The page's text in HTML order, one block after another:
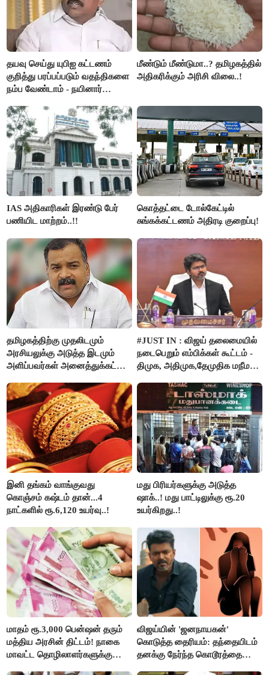
தயவு செய்து யுபிஐ கட்டணம்
குறித்து பரப்பப்படும் வதந்திகளை
நம்ப வேண்டாம் - நயினார்
மீண்டும் மீண்டுமா..? தமிழகத்தில்
அதிகரிக்கும் அரிசி விலை..!
IAS அதிகாரிகள் இரண்டு பேர்
பணியிட மாற்றம்..!!
கொத்தட்டை டோல்கேட்டில்
சுங்கக்கட்டணம் அதிரடி குறைப்பு!
தமிழகத்திற்கு முதலிடமும்
அரசியலுக்கு அடுத்த இடமும்
அளிப்பவர்கள் அனைத்துக்கட்சி
பங்கேற்பார்கள் - மாணிக்கம்
தாகூர்..!!
#JUST IN : விஜய் தலைமையில்
நடைபெறும் எம்பிக்கள் கூட்டம் -
திமுக, அதிமுக,தேமுதிக மநீம
இனி தங்கம் வாங்குவது
கொஞ்சம் கஷ்டம் தான்...4
நாட்களில் ரூ.6,120 உயர்வு..!
மது பிரியர்களுக்கு அடுத்த
ஷாக்..! மது பாட்டிலுக்கு ரூ.20
உயர்கிறது..!
மாதம் ரூ.3,000 பென்ஷன் தரும்
மத்திய அரசின் திட்டம்! நாகை
மாவட்ட தொழிலாளர்களுக்கு
விஜய்யின் 'ஜனநாயகன்'
கொடுத்த தைரியம்: தந்தையிடம்
தனக்கு நேர்ந்த கொடூரத்தை